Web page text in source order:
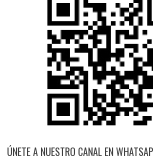
ÚNETE A NUESTRO CANAL EN